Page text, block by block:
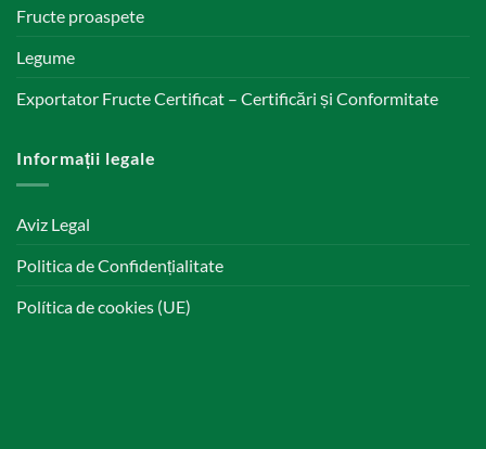
Fructe proaspete
Legume
Exportator Fructe Certificat – Certificări și Conformitate
Informații legale
Aviz Legal
Politica de Confidențialitate
Política de cookies (UE)